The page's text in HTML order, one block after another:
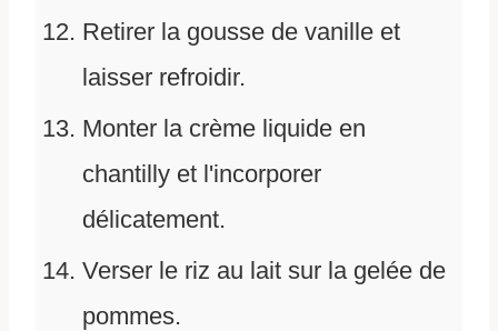
Retirer la gousse de vanille et
laisser refroidir.
Monter la crème liquide en
chantilly et l'incorporer
délicatement.
Verser le riz au lait sur la gelée de
pommes.